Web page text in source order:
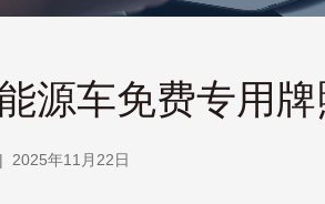
源车免费专用
| 2025年11月22日